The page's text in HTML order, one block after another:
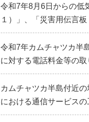
令和7年8月6日からの低
１）」、「災害用伝言
令和7年カムチャツカ半
に対する電話料金等の
カムチャツカ半島付近
における通信サービス